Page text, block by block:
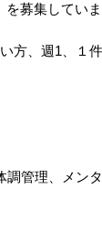
募集していま
方、週1、１
管理、メン